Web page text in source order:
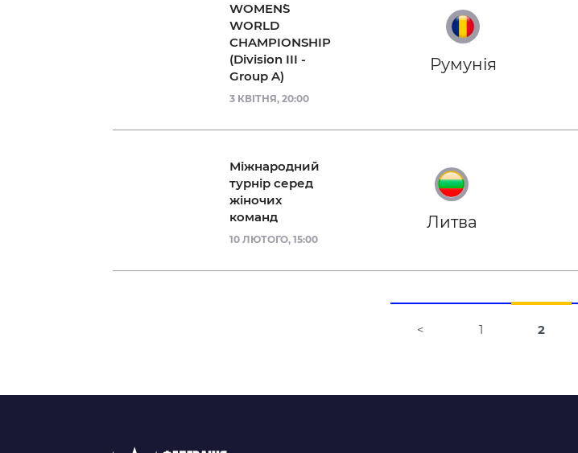
WOMEN`S
WORLD
CHAMPIONSHIP
(Division III -
Group A)
3 КВІТНЯ, 20:00
Румунія
Міжнародний
турнір серед
жіночих
команд
10 ЛЮТОГО, 15:00
Литва
< 1 2